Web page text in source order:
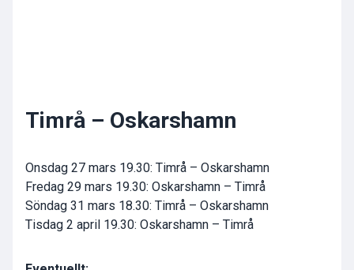
Timrå – Oskarshamn
Onsdag 27 mars 19.30: Timrå – Oskarshamn
Fredag 29 mars 19.30: Oskarshamn – Timrå
Söndag 31 mars 18.30: Timrå – Oskarshamn
Tisdag 2 april 19.30: Oskarshamn – Timrå